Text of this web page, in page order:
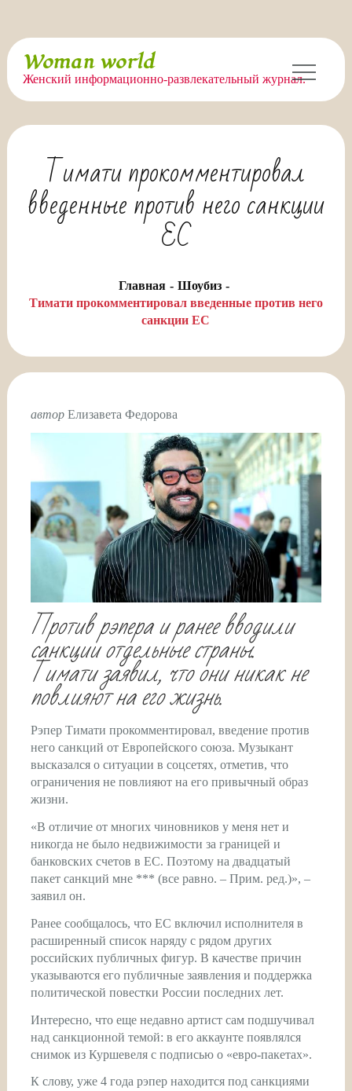
Перейти
содержимому
Woman world
Женский информационно-развлекательный журнал.
Тимати прокомментировал
введенные против него санкции
ЕС
Главная
Шоубиз
Тимати прокомментировал введенные против него
санкции ЕС
авторЕлизавета Федорова
Против рэпера и ранее вводили
санкции отдельные страны.
Тимати заявил, что они никак не
повлияют на его жизнь.
Рэпер Тимати прокомментировал, введение против
него санкций от Европейского союза. Музыкант
высказался о ситуации в соцсетях, отметив, что
ограничения не повлияют на его привычный образ
жизни.
«В отличие от многих чиновников у меня нет и
никогда не было недвижимости за границей и
банковских счетов в ЕС. Поэтому на двадцатый
пакет санкций мне *** (все равно. – Прим. ред.)», –
заявил он.
Ранее сообщалось, что ЕС включил исполнителя в
расширенный список наряду с рядом других
российских публичных фигур. В качестве причин
указываются его публичные заявления и поддержка
политической повестки России последних лет.
Интересно, что еще недавно артист сам подшучивал
над санкционной темой: в его аккаунте появлялся
снимок из Куршевеля с подписью о «евро-пакетах».
К слову, уже 4 года рэпер находится под санкциями